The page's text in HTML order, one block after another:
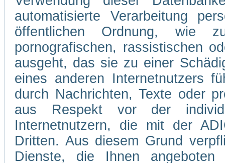
automatisierte Verarbeitung
öffentlichen Ordnung, wie
pornografischen, rassistischen
ausgeht, das sie zu einer
eines anderen Internetnutzers
durch Nachrichten, Texte oder
aus Respekt vor der
Internetnutzern, die mit der
Dritten. Aus diesem Grund
Dienste, die Ihnen angeboten